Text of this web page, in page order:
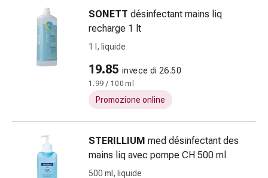
Stomaco
e
intestino
Bruciore
stomaco
vomito
Digestione,
SONETT désinfectant mains liq
recharge 1 lt
1 l, liquide
19.85 invece di 26.50
1.99 / 100 ml
Promozione online
STERILLIUM med désinfectant des
mains liq avec pompe CH 500 ml
500 ml, liquide